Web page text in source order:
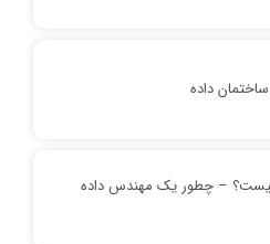
– چطور یک مهندس داده